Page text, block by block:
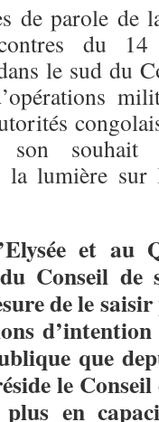
de parole de
du
le sud du
souhait
la lumière
et au
Conseil de
de le
que
le
en